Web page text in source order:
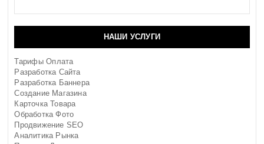
НАШИ УСЛУГИ
Тарифы Оплата
Разработка Сайта
Разработка Баннера
Создание Магазина
Карточка Товара
Обработка Фото
Продвижение SEO
Аналитика Рынка